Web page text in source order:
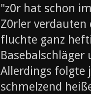
"z0r hat schon
Z0rler
fluchte ganz
Allerdings folgte
schmelzend